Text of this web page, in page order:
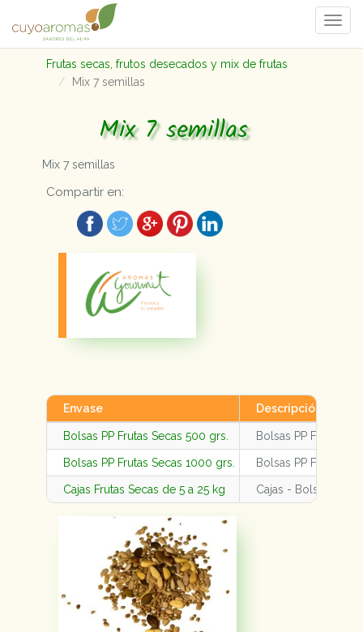
Frutas secas, frutos desecados y mix de frutas
Mix 7 semillas
Mix 7 semillas
Mix 7 semillas
Compartir en:
Envase Descripción
Bolsas PP Frutas Secas 500 grs. Bolsas PP Frutas
Bolsas PP Frutas Secas 1000 grs. Bolsas PP Frutas
Cajas Frutas Secas de 5 a 25 kg Cajas - Bolsas